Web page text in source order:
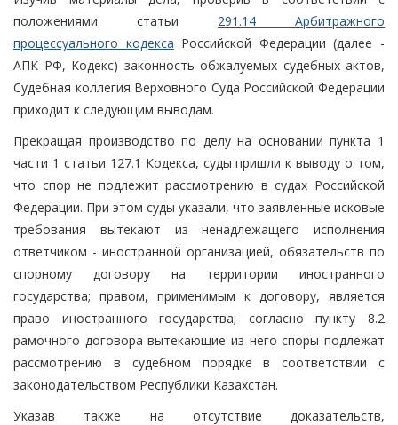
положениями статьи 291.14 Арбитражного
процессуального кодекса Российской Федерации (далее -
АПК РФ, Кодекс) законность обжалуемых судебных актов,
Судебная коллегия Верховного Суда Российской Федерации
приходит к следующим выводам.
Прекращая производство по делу на основании пункта 1
части 1 статьи 127.1 Кодекса, суды пришли к выводу о том,
что спор не подлежит рассмотрению в судах Российской
Федерации. При этом суды указали, что заявленные исковые
требования вытекают из ненадлежащего исполнения
ответчиком - иностранной организацией, обязательств по
спорному договору на территории иностранного
государства; правом, применимым к договору, является
право иностранного государства; согласно пункту 8.2
рамочного договора вытекающие из него споры подлежат
рассмотрению в судебном порядке в соответствии с
законодательством Республики Казахстан.
Указав также на отсутствие доказательств,